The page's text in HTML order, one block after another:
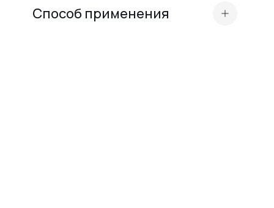
Способ применения